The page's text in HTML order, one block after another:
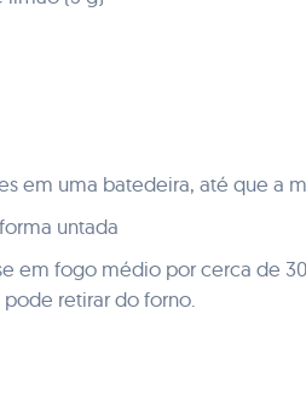
em uma batedeira, até que a
untada
em fogo médio por cerca de
retirar do forno.